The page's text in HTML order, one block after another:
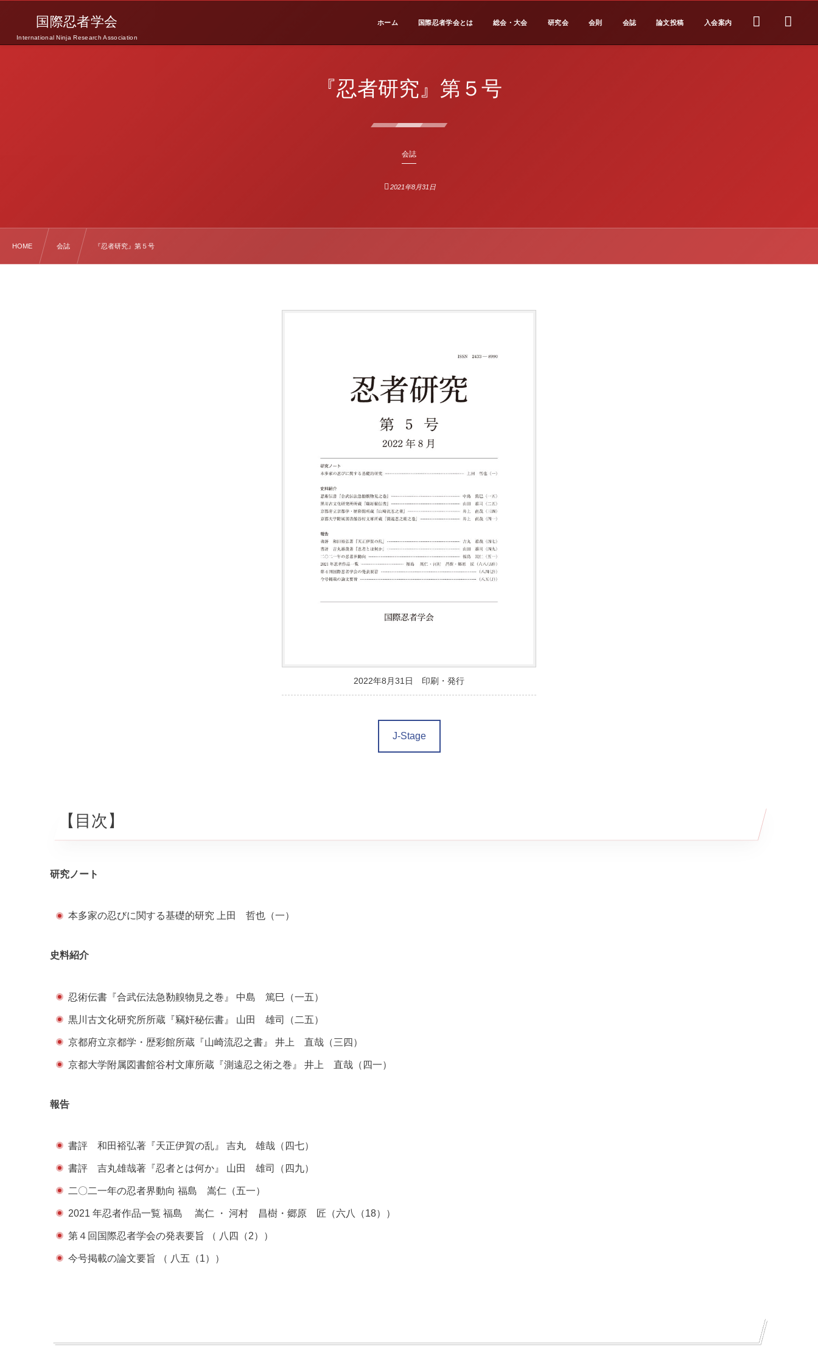
国際忍者学会
International Ninja Research Association
ホーム 国際忍者学会とは 総会・大会 研究会 会則 会誌 論文投稿 入会案内
『忍者研究』第５号
会誌
2021年8月31日
HOME 会誌 『忍者研究』第５号
2022年8月31日 印刷・発行
J-Stage
【目次】
研究ノート
本多家の忍びに関する基礎的研究 上田 哲也（一）
史料紹介
忍術伝書『合武伝法急勌齅物見之巻』 中島 篤巳（一五）
黒川古文化研究所所蔵『竊奸秘伝書』 山田 雄司（二五）
京都府立京都学・歴彩館所蔵『山崎流忍之書』 井上 直哉（三四）
京都大学附属図書館谷村文庫所蔵『測遠忍之術之巻』 井上 直哉（四一）
報告
書評 和田裕弘著『天正伊賀の乱』 吉丸 雄哉（四七）
書評 吉丸雄哉著『忍者とは何か』 山田 雄司（四九）
二〇二一年の忍者界動向 福島 嵩仁（五一）
2021 年忍者作品一覧 福島 嵩仁 ・ 河村 昌樹・郷原 匠（六八（18））
第４回国際忍者学会の発表要旨 （ 八四（2））
今号掲載の論文要旨 （ 八五（1））